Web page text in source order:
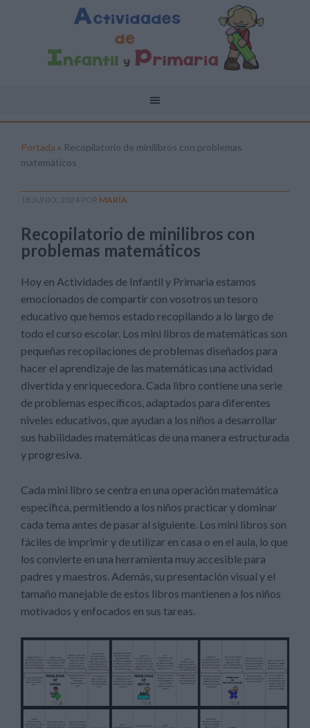
Portada » Recopilatorio de minilibros con problemas
matemáticos
18 JUNIO, 2024 POR MARÍA
Recopilatorio de minilibros con
problemas matemáticos
Hoy en Actividades de Infantil y Primaria estamos
emocionados de compartir con vosotros un tesoro
educativo que hemos estado recopilando a lo largo de
todo el curso escolar. Los mini libros de matemáticas son
pequeñas recopilaciones de problemas diseñados para
hacer el aprendizaje de las matemáticas una actividad
divertida y enriquecedora. Cada libro contiene una serie
de problemas específicos, adaptados para diferentes
niveles educativos, que ayudan a los niños a desarrollar
sus habilidades matemáticas de una manera estructurada
y progresiva.
Cada mini libro se centra en una operación matemática
específica, permitiendo a los niños practicar y dominar
cada tema antes de pasar al siguiente. Los mini libros son
fáciles de imprimir y de utilizar en casa o en el aula, lo que
los convierte en una herramienta muy accesible para
padres y maestros. Además, su presentación visual y el
tamaño manejable de estos libros mantienen a los niños
motivados y enfocados en sus tareas.